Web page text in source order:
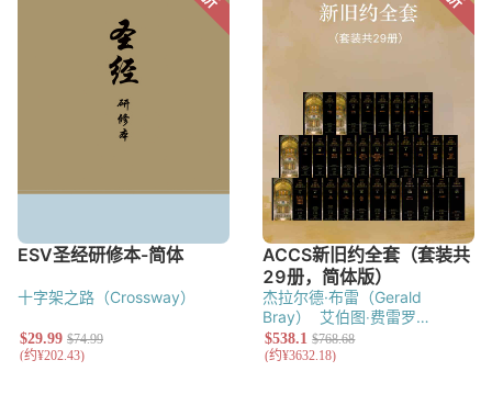
（David W. Baker） 温汉
（Gordon J. Wenham）
亚历
山大（T. Desmond
Waltke） 卡洛德（G. Lloyd
Carr）
纳（Derek Kidner）
（Bob Fyall） 弗斯（David
莱特（Christopher
J. H. Wright） 亚金森
（David Atkinson）
（Joyce G. Baldwin）
（Barry Webb）
提伯 （Derek J. Tidball） 彼
杰（Gordon Bridger）
希尔（Tom Gledhill）
（Michael Wilcock）
格林
（Michael Green）
殷格里
（Donald English）
十字架之路（Crossway）
杰拉尔德·布雷（Gerald
Bray）
艾伯图‧费雷罗
（Alberto Ferreiro）
奥登（Thomas C. Oden）